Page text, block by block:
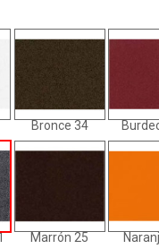
Bronce 34
Marrón 25